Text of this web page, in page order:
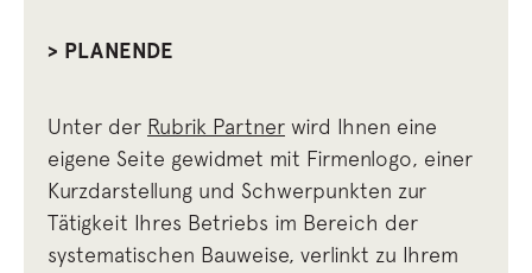
> PLANENDE
Unter der Rubrik Partner wird Ihnen eine
eigene Seite gewidmet mit Firmenlogo, einer
Kurzdarstellung und Schwerpunkten zur
Tätigkeit Ihres Betriebs im Bereich der
systematischen Bauweise, verlinkt zu Ihrem